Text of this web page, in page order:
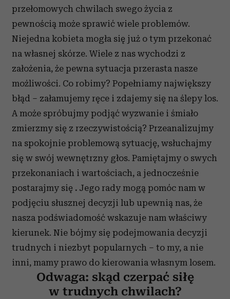
przełomowych chwilach swego życia z
pewnością może sprawić wiele problemów.
Niejedna kobieta mogła się już o tym przekonać
na własnej skórze. Wiele z nas wychodzi z
założenia, że pewna sytuacja przerasta nasze
możliwości. Co robimy? Popełniamy największy
błąd – załamujemy ręce i zdajemy się na ślepy los.
A może spróbujmy podjąć wyzwanie i śmiało
zmierzmy się z rzeczywistością? Przeanalizujmy
na spokojnie problemową sytuację, wsłuchajmy
się w swój wewnętrzny głos. Pamiętajmy o swych
przekonaniach i wartościach, a jednocześnie
postarajmy się . Jego rady mogą pomóc nam w
podjęciu słusznej decyzji lub upewnią nas, że
nasza podświadomość wskazuje nam właściwy
kierunek. Nie bójmy się podejmowania decyzji
trudnych i niezbyt popularnych – to my, a nie
inni, mamy prawo do kierowania własnym losem.
Odwaga: skąd czerpać siłę
w trudnych chwilach?